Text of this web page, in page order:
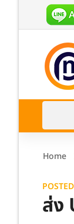
Home
ส่ง